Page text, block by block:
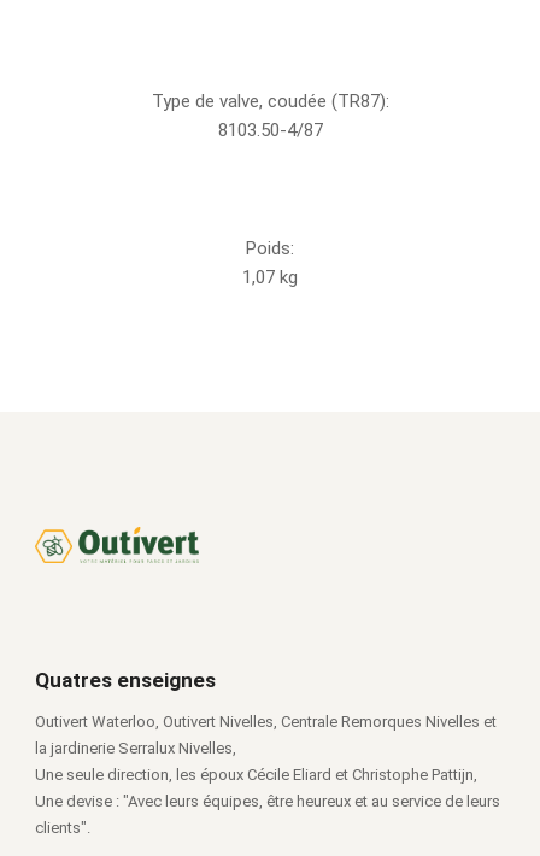
Type de valve, coudée (TR87):
8103.50-4/87
Poids:
1,07 kg
Quatres enseignes
Outivert Waterloo, Outivert Nivelles, Centrale Remorques Nivelles et
la jardinerie Serralux Nivelles,
Une seule direction, les époux Cécile Eliard et Christophe Pattijn,
Une devise : "Avec leurs équipes, être heureux et au service de leurs
clients".